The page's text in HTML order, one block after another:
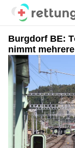
Burgdorf BE:
nimmt